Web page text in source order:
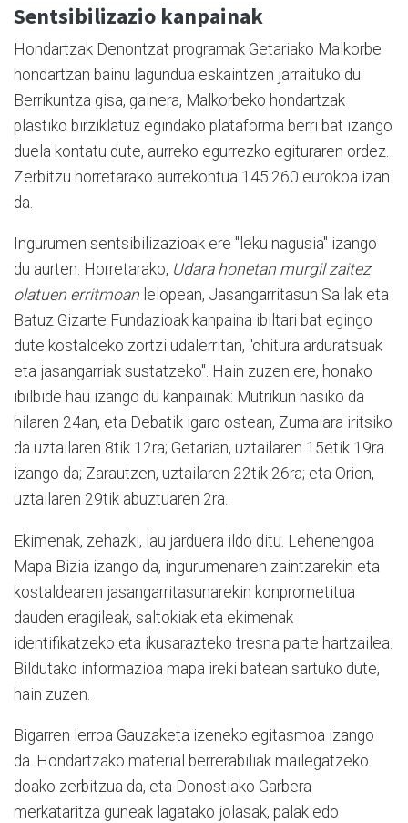
Sentsibilizazio kanpainak
Hondartzak Denontzat programak Getariako Malkorbe
hondartzan bainu lagundua eskaintzen jarraituko du.
Berrikuntza gisa, gainera, Malkorbeko hondartzak
plastiko birziklatuz egindako plataforma berri bat izango
duela kontatu dute, aurreko egurrezko egituraren ordez.
Zerbitzu horretarako aurrekontua 145.260 eurokoa izan
da.
Ingurumen sentsibilizazioak ere "leku nagusia" izango
du aurten. Horretarako, Udara honetan murgil zaitez
olatuen erritmoan lelopean, Jasangarritasun Sailak eta
Batuz Gizarte Fundazioak kanpaina ibiltari bat egingo
dute kostaldeko zortzi udalerritan, "ohitura arduratsuak
eta jasangarriak sustatzeko". Hain zuzen ere, honako
ibilbide hau izango du kanpainak: Mutrikun hasiko da
hilaren 24an, eta Debatik igaro ostean, Zumaiara iritsiko
da uztailaren 8tik 12ra; Getarian, uztailaren 15etik 19ra
izango da; Zarautzen, uztailaren 22tik 26ra; eta Orion,
uztailaren 29tik abuztuaren 2ra.
Ekimenak, zehazki, lau jarduera ildo ditu. Lehenengoa
Mapa Bizia izango da, ingurumenaren zaintzarekin eta
kostaldearen jasangarritasunarekin konprometitua
dauden eragileak, saltokiak eta ekimenak
identifikatzeko eta ikusarazteko tresna parte hartzailea.
Bildutako informazioa mapa ireki batean sartuko dute,
hain zuzen.
Bigarren lerroa Gauzaketa izeneko egitasmoa izango
da. Hondartzako material berrerabiliak mailegatzeko
doako zerbitzua da, eta Donostiako Garbera
merkataritza guneak lagatako jolasak, palak edo